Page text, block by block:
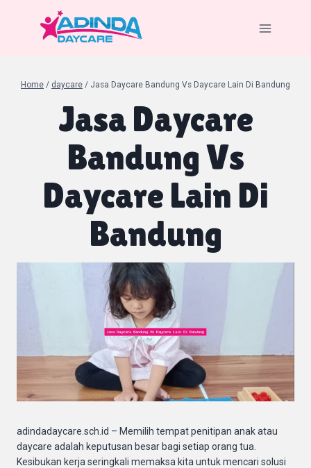
Home / daycare / Jasa Daycare Bandung Vs Daycare Lain Di Bandung
Jasa Daycare
Bandung Vs
Daycare Lain Di
Bandung
adindadaycare.sch.id – Memilih tempat penitipan anak atau
daycare adalah keputusan besar bagi setiap orang tua.
Kesibukan kerja seringkali memaksa kita untuk mencari solusi